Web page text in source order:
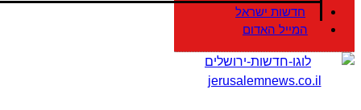
חדשות ישראל
המייל האדום